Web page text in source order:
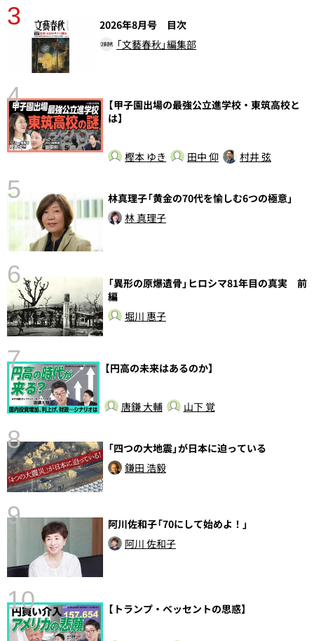
3
2026年8月号 目次
「文藝春秋」編集部
4
【甲子園出場の最強公立進学校・東筑高校と
は】
樫本 ゆき 田中 仰 村井 弦
5
林真理子「黄金の70代を愉しむ6つの極意」
林 真理子
6
「異形の原爆遺骨」ヒロシマ81年目の真実 前
編
堀川 惠子
7 【円高の未来はあるのか】
唐鎌 大輔 山下 覚
8
「四つの大地震」が日本に迫っている
鎌田 浩毅
9
阿川佐和子「70にして始めよ！」
阿川 佐和子
10 【トランプ・ベッセントの思惑】